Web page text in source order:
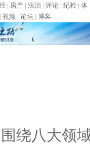
| 房产| 法治| 评论| 纪检| 体
视频| 论坛| 博客
绕八大领